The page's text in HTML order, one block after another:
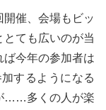
催、会場もビッ
ても広いのが当
今年の参加者は
するようになる
……多くの人が楽